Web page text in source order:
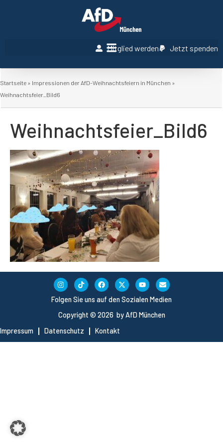
Mitglied werden Jetzt spenden
Startseite » Impressionen der AfD-Weihnachtsfeiern in München »
Weihnachtsfeier_Bild6
Weihnachtsfeier_Bild6
Copyright © 2026 by AfD München
Impressum
Datenschutz Kontakt
Folgen Sie uns auf den Sozialen Medien